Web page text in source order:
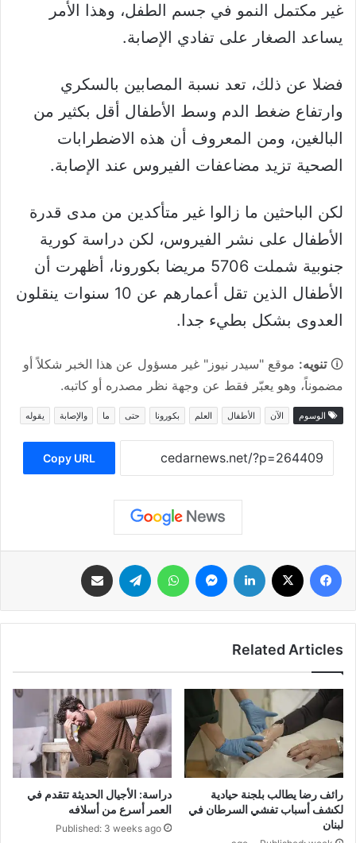
غير مكتمل النمو في جسم الطفل، وهذا الأمر
يساعد الصغار على تفادي الإصابة.
فضلا عن ذلك، تعد نسبة المصابين بالسكري
وارتفاع ضغط الدم وسط الأطفال أقل بكثير من
البالغين، ومن المعروف أن هذه الاضطرابات
الصحية تزيد مضاعفات الفيروس عند الإصابة.
لكن الباحثين ما زالوا غير متأكدين من مدى قدرة
الأطفال على نشر الفيروس، لكن دراسة كورية
جنوبية شملت 5706 مريضا بكورونا، أظهرت أن
الأطفال الذين تقل أعمارهم عن 10 سنوات ينقلون
العدوى بشكل بطيء جدا.
🛈تنويه: موقع "سيدر نيوز" غير مسؤول عن هذا الخبر شكلاً أو
مضموناً، وهو يعبّر فقط عن وجهة نظر مصدره أو كاتبه.
الوسوم الآن الأطفال العلم بكورونا حتى ما والإصابة يقوله
Copy URL
فيسبوك لينكدإن ماسنجر واتساب تيلقرام
Related Articles
رائف رضا يطالب بلجنة حيادية
لكشف أسباب تفشي السرطان في
لبنان
دراسة: الأجيال الحديثة تتقدم في
العمر أسرع من أسلافه
Published: 3 weeks ago